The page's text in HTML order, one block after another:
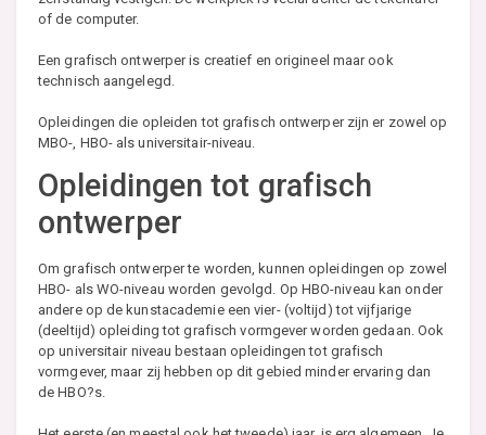
of de computer.
Een grafisch ontwerper is creatief en origineel maar ook
technisch aangelegd.
Opleidingen die opleiden tot grafisch ontwerper zijn er zowel op
MBO-, HBO- als universitair-niveau.
Opleidingen tot grafisch
ontwerper
Om grafisch ontwerper te worden, kunnen opleidingen op zowel
HBO- als WO-niveau worden gevolgd. Op HBO-niveau kan onder
andere op de kunstacademie een vier- (voltijd) tot vijfjarige
(deeltijd) opleiding tot grafisch vormgever worden gedaan. Ook
op universitair niveau bestaan opleidingen tot grafisch
vormgever, maar zij hebben op dit gebied minder ervaring dan
de HBO?s.